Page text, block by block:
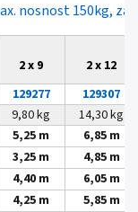
nosnost 150kg,
2 x 9
2 x 12
129277
129307
9,80 kg
14,30 kg
5,25 m
6,85 m
3,25 m
4,85 m
4,40 m
6,05 m
4,25 m
5,85 m